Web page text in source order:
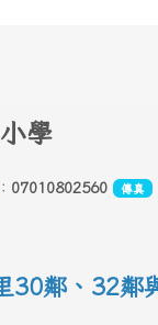
學
： 07010802560 傳真
30鄰、 32鄰